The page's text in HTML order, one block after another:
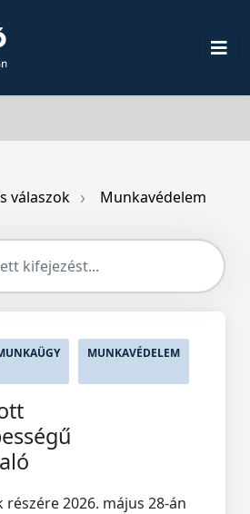
válaszok Munkavédelem
MUNKAVÉDELEM
2026. május 28-án